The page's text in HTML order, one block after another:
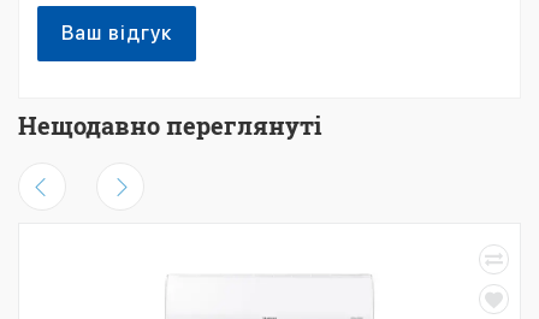
Ваш відгук
Нещодавно переглянуті